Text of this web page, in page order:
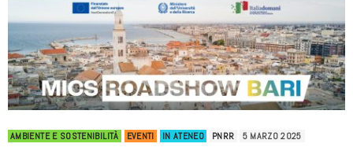
AMBIENTE E SOSTENIBILITÀ EVENTI IN ATENEO PNRR 5 MARZO 2025